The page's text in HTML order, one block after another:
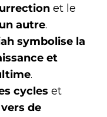
et le
autre.
symbolise la
et
.
cycles et
de